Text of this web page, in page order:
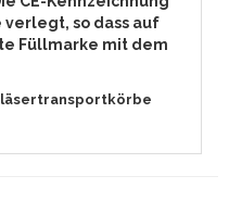
so dass auf
Füllmarke mit dem